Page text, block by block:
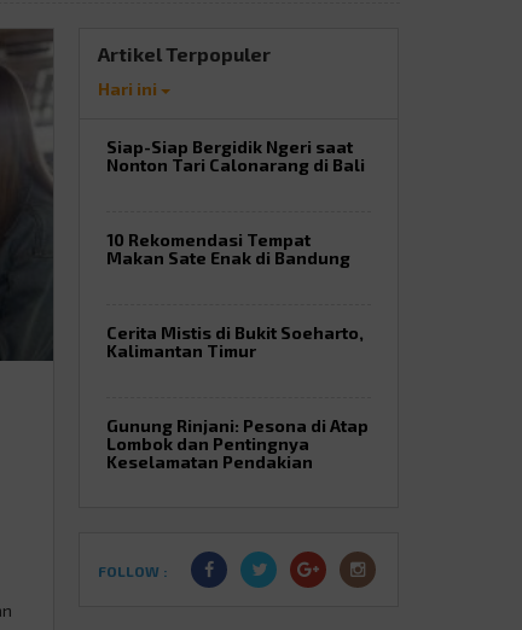
Artikel Terpopuler
Hari ini
Siap-Siap Bergidik Ngeri saat
Nonton Tari Calonarang di Bali
10 Rekomendasi Tempat
Makan Sate Enak di Bandung
Cerita Mistis di Bukit Soeharto,
Kalimantan Timur
Gunung Rinjani: Pesona di Atap
Lombok dan Pentingnya
Keselamatan Pendakian
FOLLOW :